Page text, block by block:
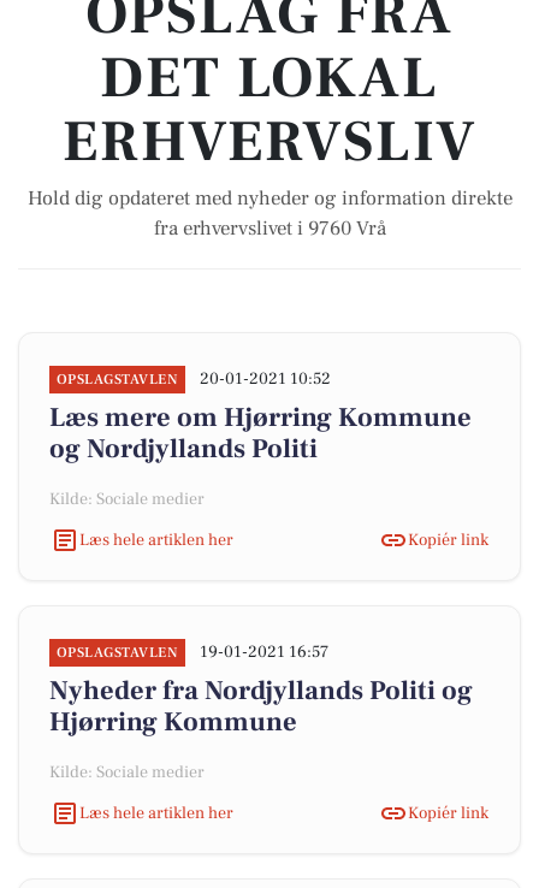
DET LOKAL
ERHVERVSLIV
Hold dig opdateret med nyheder og information direkte
fra erhvervslivet i 9760 Vrå
OPSLAGSTAVLEN 20-01-2021 10:52
Læs mere om Hjørring Kommune
og Nordjyllands Politi
Kilde: Sociale medier
Læs hele artiklen her
Kopiér link
OPSLAGSTAVLEN 19-01-2021 16:57
Nyheder fra Nordjyllands Politi og
Hjørring Kommune
Kilde: Sociale medier
Læs hele artiklen her
Kopiér link